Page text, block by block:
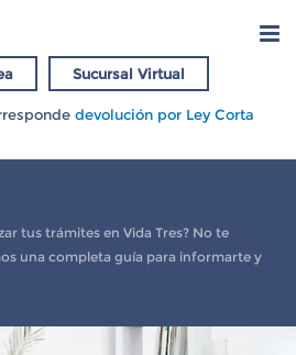
Sucursal Virtual
devolución por Ley Corta
tus trámites en Vida Tres? No te
una completa guía para informarte y